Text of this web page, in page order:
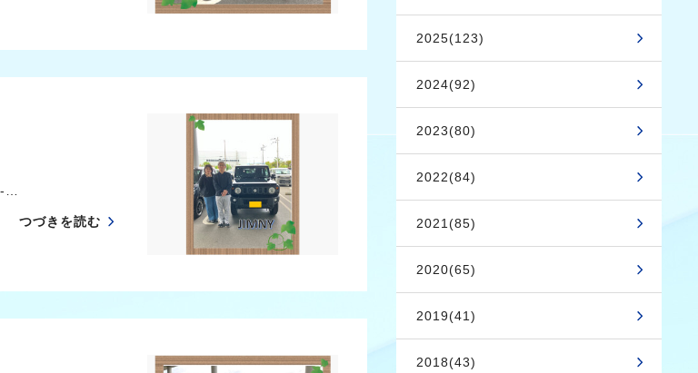
…
つづきを読む
2025(123)
2024(92)
2023(80)
2022(84)
2021(85)
2020(65)
2019(41)
2018(43)